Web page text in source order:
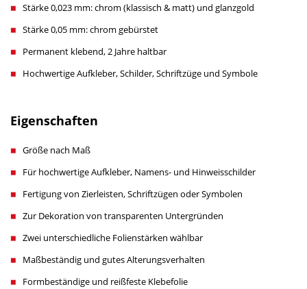
Stärke 0,023 mm: chrom (klassisch & matt) und glanzgold
Stärke 0,05 mm: chrom gebürstet
Permanent klebend, 2 Jahre haltbar
Hochwertige Aufkleber, Schilder, Schriftzüge und Symbole
Eigenschaften
Größe nach Maß
Für hochwertige Aufkleber, Namens- und Hinweisschilder
Fertigung von Zierleisten, Schriftzügen oder Symbolen
Zur Dekoration von transparenten Untergründen
Zwei unterschiedliche Folienstärken wählbar
Maßbeständig und gutes Alterungsverhalten
Formbeständige und reißfeste Klebefolie